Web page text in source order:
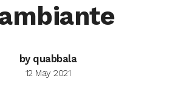
by quabbala
12 May 2021